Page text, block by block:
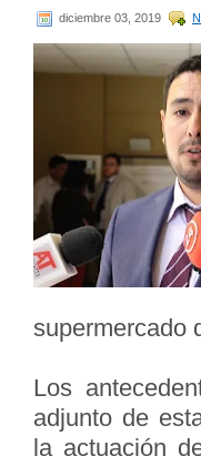
diciembre 03, 2019
supermercado
Los
adjunto de
la actuación